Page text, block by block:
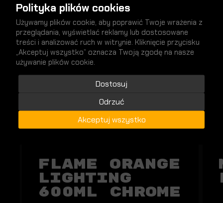
Flame Orange
Lighting
600ml Chrome
NOWY
Polityka plików cookies
Używamy plików cookie, aby poprawić Twoje wrażenia z
przeglądania, wyświetlać reklamy lub dostosowane
treści i analizować ruch w witrynie. Kliknięcie przycisku
„Akceptuj wszystko” oznacza Twoją zgodę na nasze
używanie plików cookie.
Dostosuj
Odrzuć
Akceptuj wszystko